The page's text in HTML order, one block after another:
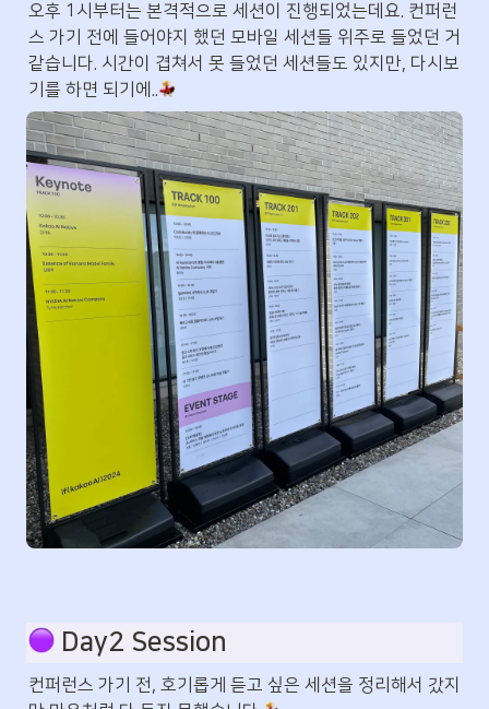
오후 1시부터는 본격적으로 세션이 진행되었는데요. 컨퍼런
스 가기 전에 들어야지 했던 모바일 세션들 위주로 들었던 거
같습니다. 시간이 겹쳐서 못 들었던 세션들도 있지만, 다시보
기를 하면 되기에..
Day2 Session
컨퍼런스 가기 전, 호기롭게 듣고 싶은 세션을 정리해서 갔지